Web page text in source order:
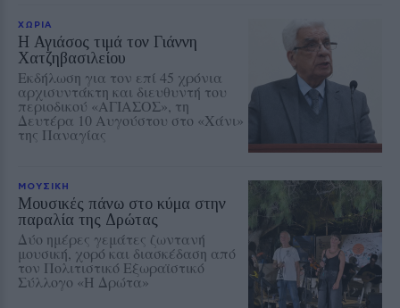
ΧΩΡΙΑ
Η Αγιάσος τιμά τον Γιάννη
Χατζηβασιλείου
Εκδήλωση για τον επί 45 χρόνια
αρχισυντάκτη και διευθυντή του
περιοδικού «ΑΓΙΑΣΟΣ», τη
Δευτέρα 10 Αυγούστου στο «Χάνι»
της Παναγίας
ΜΟΥΣΙΚΗ
Μουσικές πάνω στο κύμα στην
παραλία της Δρώτας
Δύο ημέρες γεμάτες ζωντανή
μουσική, χορό και διασκέδαση από
τον Πολιτιστικό Εξωραϊστικό
Σύλλογο «Η Δρώτα»